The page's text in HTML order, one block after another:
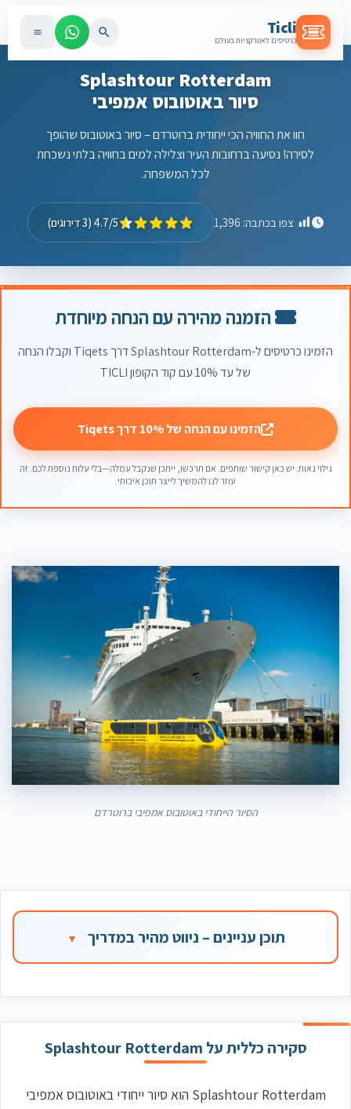
Ticli
כרטיסים לאטרקציות בעולם
Splashtour Rotterdam
סיור באוטובוס אמפיבי
חוו את החוויה הכי ייחודית ברוטרדם – סיור באוטובוס שהופך
לסירה! נסיעה ברחובות העיר וצלילה למים בחוויה בלתי נשכחת
לכל המשפחה.
צפו בכתבה: 1,396 4.7/5 (3 דירוגים)
הזמנה מהירה עם הנחה מיוחדת
הזמינו כרטיסים ל-Splashtour Rotterdam דרך Tiqets וקבלו הנחה
של עד 10% עם קוד הקופון TICLI
הזמינו עם הנחה של 10% דרך Tiqets
גילוי נאות: יש כאן קישור שותפים. אם תרכשו, ייתכן שנקבל עמלה—בלי עלות נוספת לכם. זה
עוזר לנו להמשיך לייצר תוכן איכותי.
הסיור הייחודי באוטובוס אמפיבי ברוטרדם
תוכן עניינים – ניווט מהיר במדריך
סקירה כללית על Splashtour Rotterdam
Splashtour Rotterdam הוא סיור ייחודי באוטובוס אמפיבי